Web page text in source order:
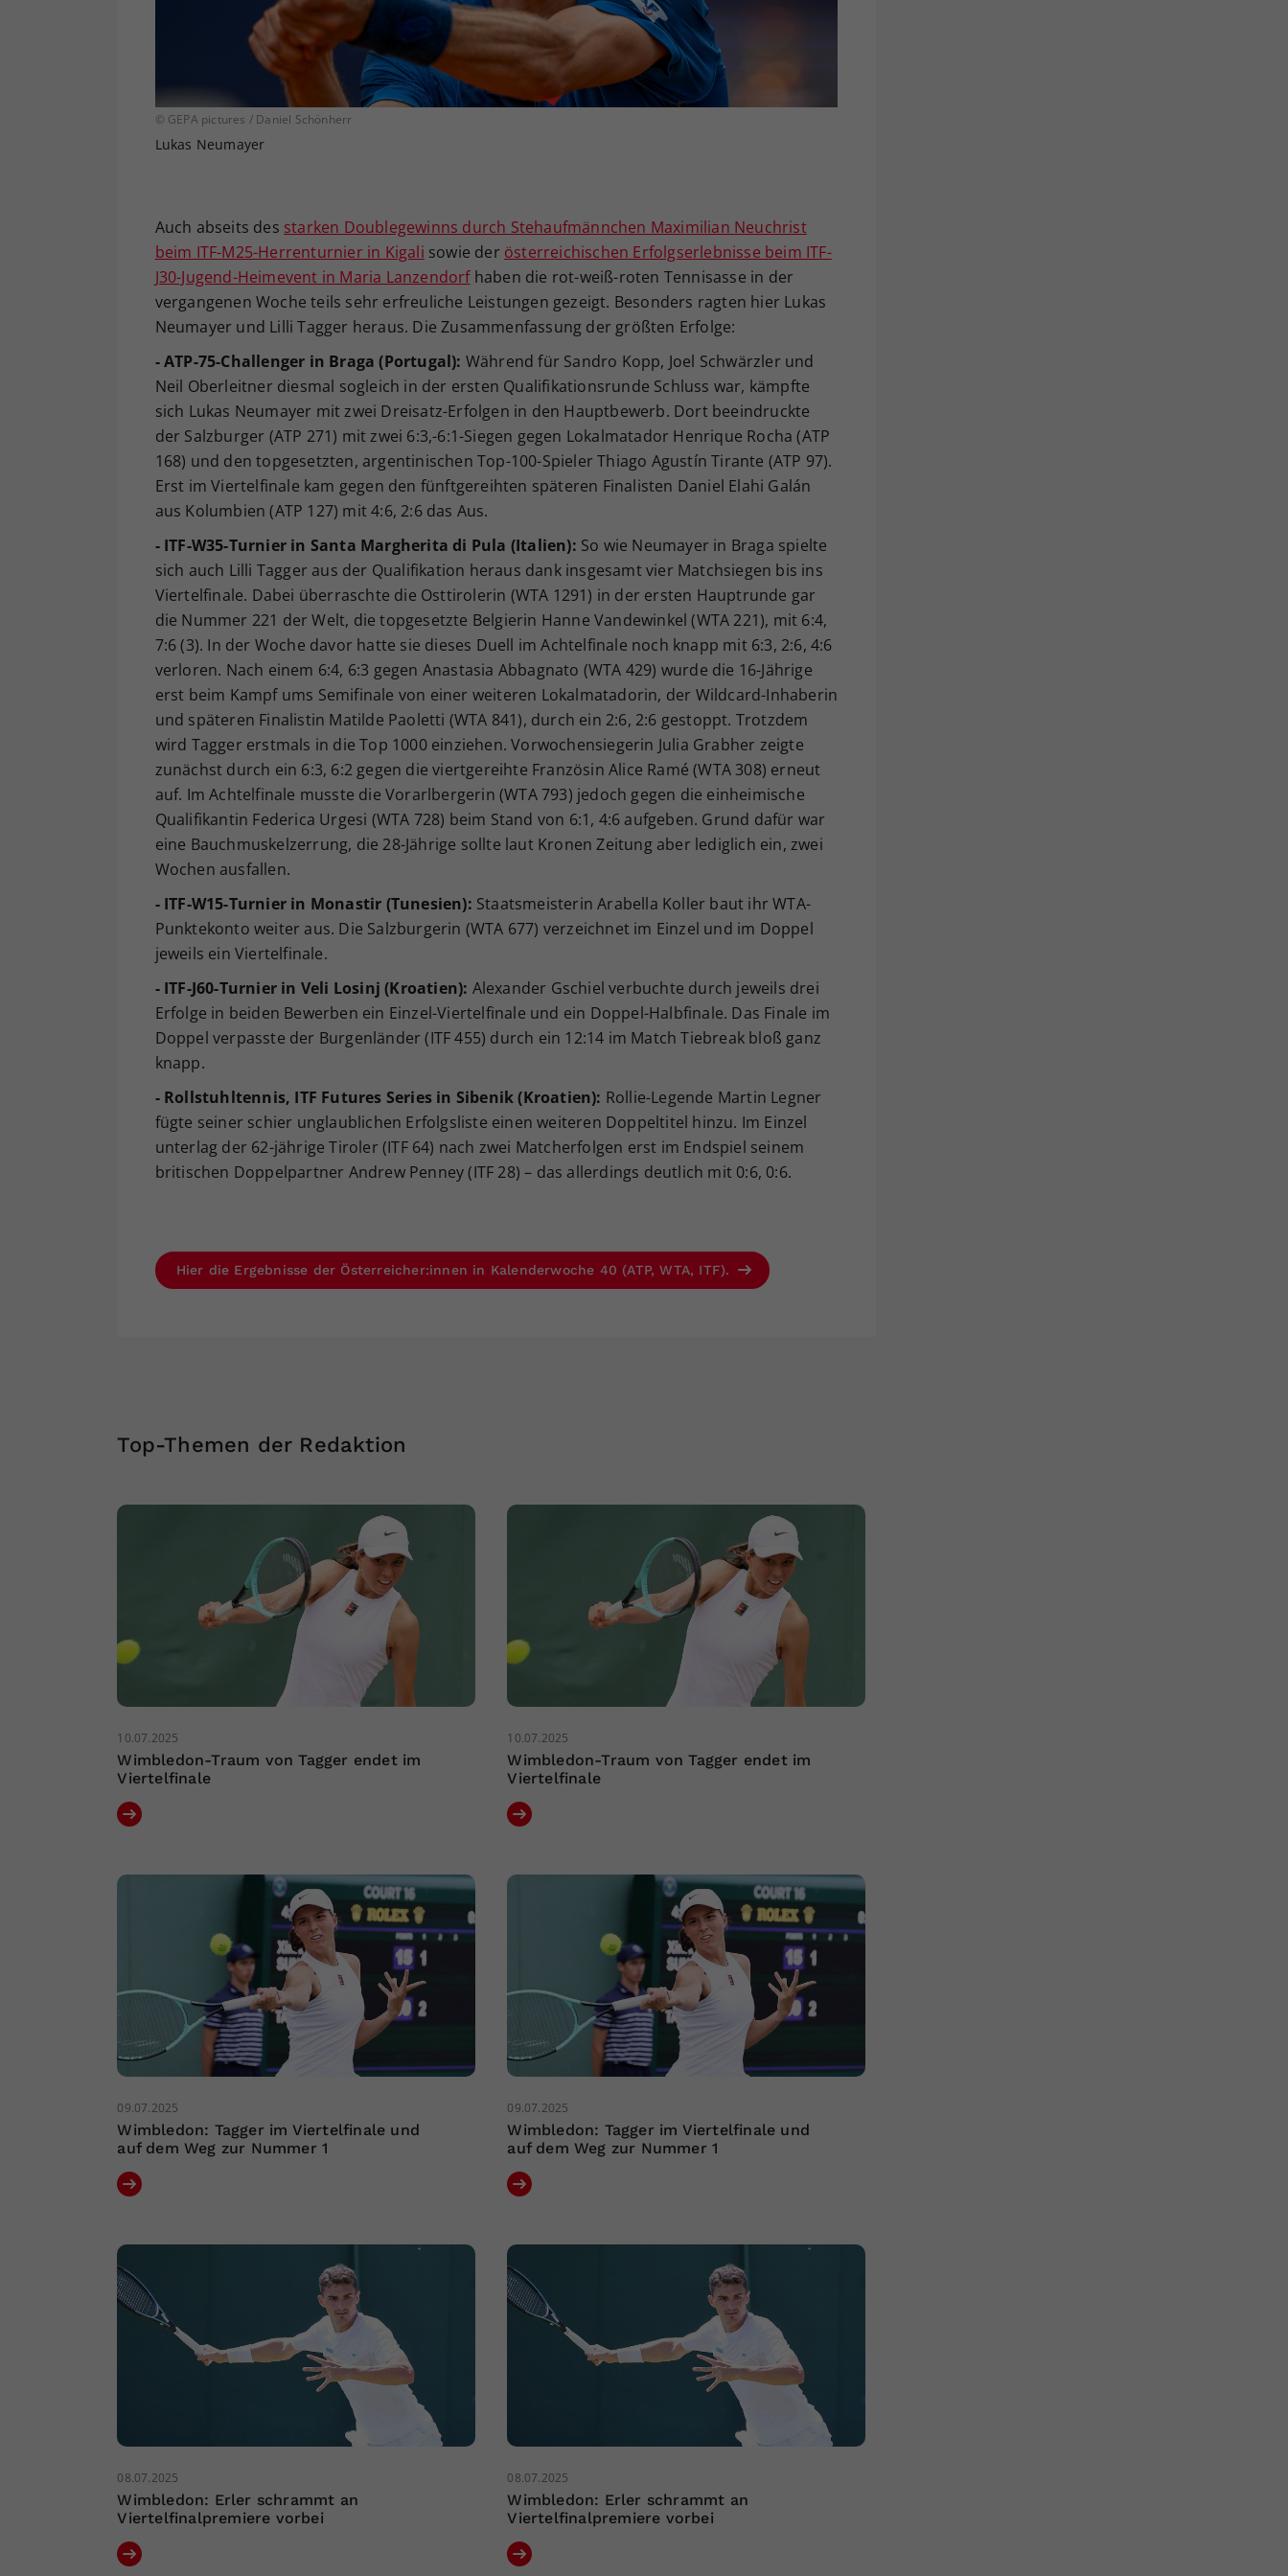
© GEPA pictures / Daniel Schönherr
Lukas Neumayer
Auch abseits des starken Doublegewinns durch Stehaufmännchen Maximilian Neuchrist
beim ITF-M25-Herrenturnier in Kigali sowie der österreichischen Erfolgserlebnisse beim ITF-
J30-Jugend-Heimevent in Maria Lanzendorfhaben die rot-weiß-roten Tennisasse in der
vergangenen Woche teils sehr erfreuliche Leistungen gezeigt. Besonders ragten hier Lukas
Neumayer und Lilli Tagger heraus. Die Zusammenfassung der größten Erfolge:
- ATP-75-Challenger in Braga (Portugal): Während für Sandro Kopp, Joel Schwärzler und
Neil Oberleitner diesmal sogleich in der ersten Qualifikationsrunde Schluss war, kämpfte
sich Lukas Neumayer mit zwei Dreisatz-Erfolgen in den Hauptbewerb. Dort beeindruckte
der Salzburger (ATP 271) mit zwei 6:3,-6:1-Siegen gegen Lokalmatador Henrique Rocha (ATP
168) und den topgesetzten, argentinischen Top-100-Spieler Thiago Agustín Tirante (ATP 97).
Erst im Viertelfinale kam gegen den fünftgereihten späteren Finalisten Daniel Elahi Galán
aus Kolumbien (ATP 127) mit 4:6, 2:6 das Aus.
- ITF-W35-Turnier in Santa Margherita di Pula (Italien): So wie Neumayer in Braga spielte
sich auch Lilli Tagger aus der Qualifikation heraus dank insgesamt vier Matchsiegen bis ins
Viertelfinale. Dabei überraschte die Osttirolerin (WTA 1291) in der ersten Hauptrunde gar
die Nummer 221 der Welt, die topgesetzte Belgierin Hanne Vandewinkel (WTA 221), mit 6:4,
7:6 (3). In der Woche davor hatte sie dieses Duell im Achtelfinale noch knapp mit 6:3, 2:6, 4:6
verloren. Nach einem 6:4, 6:3 gegen Anastasia Abbagnato (WTA 429) wurde die 16-Jährige
erst beim Kampf ums Semifinale von einer weiteren Lokalmatadorin, der Wildcard-Inhaberin
und späteren Finalistin Matilde Paoletti (WTA 841), durch ein 2:6, 2:6 gestoppt. Trotzdem
wird Tagger erstmals in die Top 1000 einziehen. Vorwochensiegerin Julia Grabher zeigte
zunächst durch ein 6:3, 6:2 gegen die viertgereihte Französin Alice Ramé (WTA 308) erneut
auf. Im Achtelfinale musste die Vorarlbergerin (WTA 793) jedoch gegen die einheimische
Qualifikantin Federica Urgesi (WTA 728) beim Stand von 6:1, 4:6 aufgeben. Grund dafür war
eine Bauchmuskelzerrung, die 28-Jährige sollte laut Kronen Zeitung aber lediglich ein, zwei
Wochen ausfallen.
- ITF-W15-Turnier in Monastir (Tunesien): Staatsmeisterin Arabella Koller baut ihr WTA-
Punktekonto weiter aus. Die Salzburgerin (WTA 677) verzeichnet im Einzel und im Doppel
jeweils ein Viertelfinale.
- ITF-J60-Turnier in Veli Losinj (Kroatien): Alexander Gschiel verbuchte durch jeweils drei
Erfolge in beiden Bewerben ein Einzel-Viertelfinale und ein Doppel-Halbfinale. Das Finale im
Doppel verpasste der Burgenländer (ITF 455) durch ein 12:14 im Match Tiebreak bloß ganz
knapp.
- Rollstuhltennis, ITF Futures Series in Sibenik (Kroatien): Rollie-Legende Martin Legner
fügte seiner schier unglaublichen Erfolgsliste einen weiteren Doppeltitel hinzu. Im Einzel
unterlag der 62-jährige Tiroler (ITF 64) nach zwei Matcherfolgen erst im Endspiel seinem
britischen Doppelpartner Andrew Penney (ITF 28) – das allerdings deutlich mit 0:6, 0:6.
Hier die Ergebnisse der Österreicher:innen in Kalenderwoche 40 (ATP, WTA, ITF).
Top-Themen der Redaktion
10.07.2025
Wimbledon-Traum von Tagger endet im
Viertelfinale
10.07.2025
Wimbledon-Traum von Tagger endet im
Viertelfinale
09.07.2025
Wimbledon: Tagger im Viertelfinale und
auf dem Weg zur Nummer 1
09.07.2025
Wimbledon: Tagger im Viertelfinale und
auf dem Weg zur Nummer 1
08.07.2025
Wimbledon: Erler schrammt an
Viertelfinalpremiere vorbei
08.07.2025
Wimbledon: Erler schrammt an
Viertelfinalpremiere vorbei
Ihrer vorgenommen Einstellungen, falls der
Webseiten-Betreiber dies eingestellt hat.